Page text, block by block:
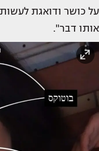
על כושר ודואגת
אותו דבר".